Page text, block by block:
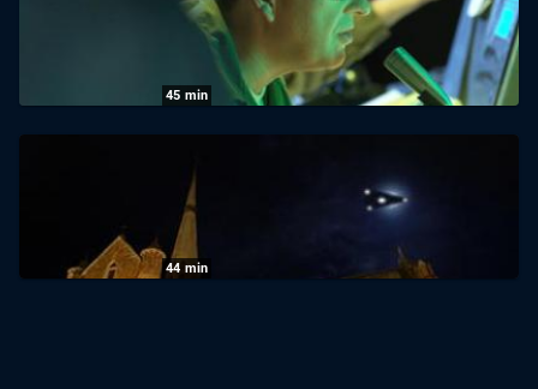
45 min
UFOs Declassified: Staffel 1, Folge 4: Zum
44 min